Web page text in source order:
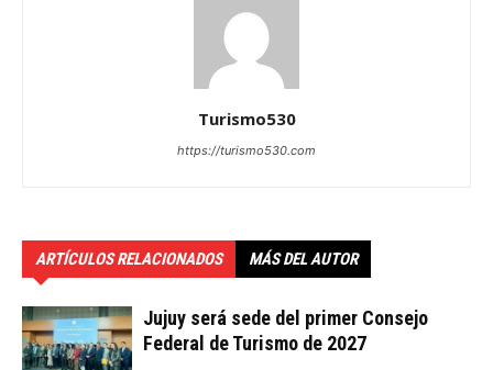
Turismo530
https://turismo530.com
ARTÍCULOS RELACIONADOS MÁS DEL AUTOR
Jujuy será sede del primer Consejo
Federal de Turismo de 2027